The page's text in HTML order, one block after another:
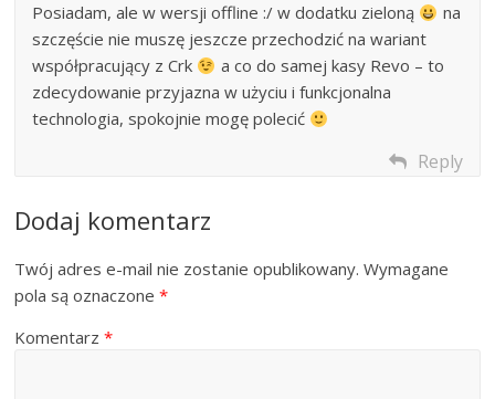
Posiadam, ale w wersji offline :/ w dodatku zieloną
na
szczęście nie muszę jeszcze przechodzić na wariant
współpracujący z Crk
a co do samej kasy Revo – to
zdecydowanie przyjazna w użyciu i funkcjonalna
technologia, spokojnie mogę polecić
Reply
Dodaj komentarz
Twój adres e-mail nie zostanie opublikowany. Wymagane
pola są oznaczone*
Komentarz*